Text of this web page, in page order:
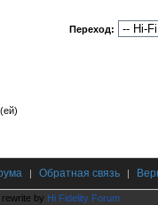
Переход:
| Обратная связь |
rewrite by Hi Fidelity Forum